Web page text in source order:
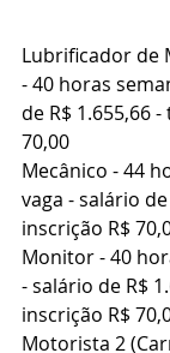
Lubrificador de
- 40 horas
de R$ 1.655,66
70,00
Mecânico - 44
vaga - salário
inscrição R$
Monitor - 40
- salário de R$
inscrição R$
Motorista 2